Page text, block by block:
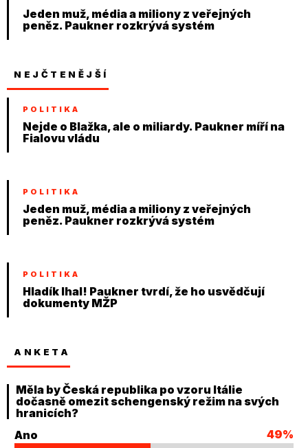
Jeden muž, média a miliony z veřejných
peněz. Paukner rozkrývá systém
NEJČTENĚJŠÍ
POLITIKA
Nejde o Blažka, ale o miliardy. Paukner míří na
Fialovu vládu
POLITIKA
Jeden muž, média a miliony z veřejných
peněz. Paukner rozkrývá systém
POLITIKA
Hladík lhal! Paukner tvrdí, že ho usvědčují
dokumenty MŽP
ANKETA
Měla by Česká republika po vzoru Itálie
dočasně omezit schengenský režim na svých
hranicích?
Ano
49%